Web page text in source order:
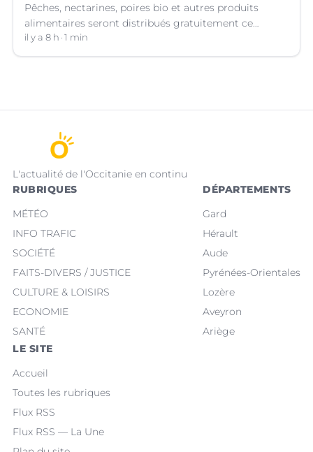
Pêches, nectarines, poires bio et autres produits
alimentaires seront distribués gratuitement ce
vendredi 7 août par les bénévoles de la Table Ouverte
à Nîmes (Gard).
il y a 8 h 1 min
L'actualité de l'Occitanie en continu
RUBRIQUES
MÉTÉO
INFO TRAFIC
SOCIÉTÉ
FAITS-DIVERS / JUSTICE
CULTURE & LOISIRS
ECONOMIE
SANTÉ
DÉPARTEMENTS
Gard
Hérault
Aude
Pyrénées-Orientales
Lozère
Aveyron
Ariège
LE SITE
Accueil
Toutes les rubriques
Flux RSS
Flux RSS — La Une